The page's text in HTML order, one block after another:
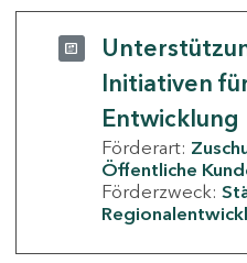
Initiativen
Entwicklung
Förderart:
Öffentliche
Förderzweck: